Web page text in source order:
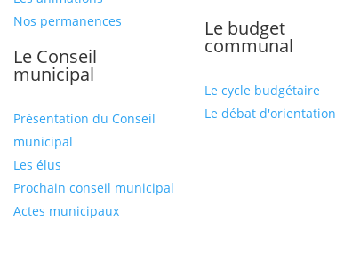
Nos permanences
Le Conseil
municipal
Présentation du Conseil
municipal
Les élus
Prochain conseil municipal
Actes municipaux
Le budget
communal
Le cycle budgétaire
Le débat d'orientation